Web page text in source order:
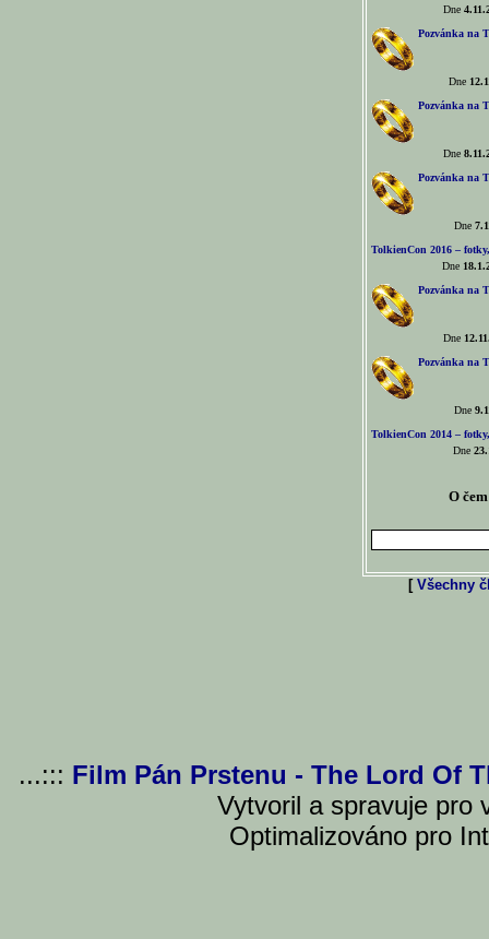
Dne
Pozvánka na
Dne
Pozvánka na
Dne
Pozvánka na
Dne
TolkienCon 2016 –
Dne
Pozvánka na
Dne
Pozvánka na
Dne
TolkienCon 2014 –
Dne
O
[ Všechny
...::: Film Pán Prstenu - The Lord Of
Vytvoril a spravuje pro
Optimalizováno pro